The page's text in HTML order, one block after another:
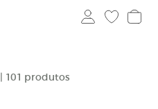
| 101 produtos